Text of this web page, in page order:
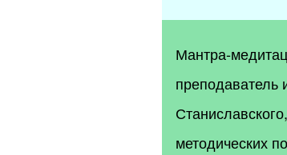
Мантра-
методических